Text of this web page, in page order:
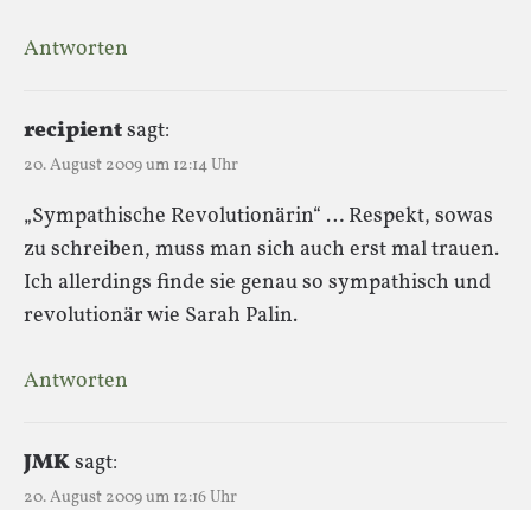
Antworten
recipientsagt:
20. August 2009 um 12:14 Uhr
„Sympathische Revolutionärin“ … Respekt, sowas
zu schreiben, muss man sich auch erst mal trauen.
Ich allerdings finde sie genau so sympathisch und
revolutionär wie Sarah Palin.
Antworten
JMKsagt:
20. August 2009 um 12:16 Uhr